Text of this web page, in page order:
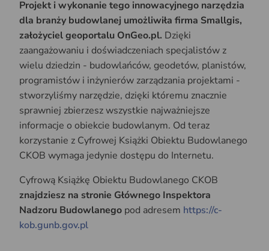
Projekt i wykonanie tego innowacyjnego narzędzia
dla branży budowlanej umożliwiła firma Smallgis,
założyciel geoportalu OnGeo.pl. Dzięki
zaangażowaniu i doświadczeniach specjalistów z
wielu dziedzin - budowlańców, geodetów, planistów,
programistów i inżynierów zarządzania projektami -
stworzyliśmy narzędzie, dzięki któremu znacznie
sprawniej zbierzesz wszystkie najważniejsze
informacje o obiekcie budowlanym. Od teraz
korzystanie z Cyfrowej Książki Obiektu Budowlanego
CKOB wymaga jedynie dostępu do Internetu.
Cyfrową Książkę Obiektu Budowlanego CKOB
znajdziesz na stronie Głównego Inspektora
Nadzoru Budowlanego pod adresem https://c-
kob.gunb.gov.pl